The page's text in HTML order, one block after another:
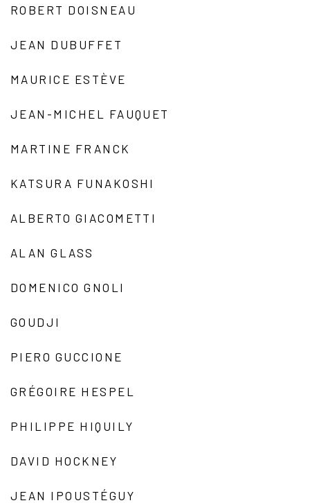
ROBERT DOISNEAU
JEAN DUBUFFET
MAURICE ESTÈVE
JEAN-MICHEL FAUQUET
MARTINE FRANCK
KATSURA FUNAKOSHI
ALBERTO GIACOMETTI
ALAN GLASS
DOMENICO GNOLI
GOUDJI
PIERO GUCCIONE
GRÉGOIRE HESPEL
PHILIPPE HIQUILY
DAVID HOCKNEY
JEAN IPOUSTÉGUY